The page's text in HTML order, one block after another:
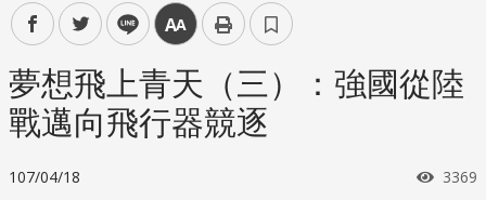
facebooktwitter line 中
夢想飛上青天（三）：強國從陸
戰邁向飛行器競逐
107/04/18 瀏覽
3369